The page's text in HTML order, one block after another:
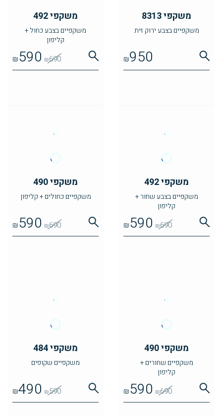
משקפי 8313
משקפיים בצבע ירוק זית
₪950
משקפי 492
משקפיים בצבע כחול +
קליפון
₪690
₪590
משקפי 492
משקפיים בצבע שחור +
קליפון
₪690
₪590
משקפי 490
משקפיים כחולים + קליפון
₪690
₪590
משקפי 490
משקפיים שחורים +
קליפון
₪690
₪590
משקפי 484
משקפיים שקופים
₪590
₪490